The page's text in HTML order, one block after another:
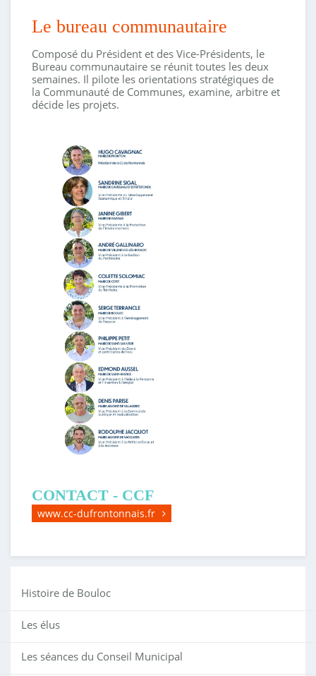
Le bureau communautaire
Composé du Président et des Vice-Présidents, le
Bureau communautaire se réunit toutes les deux
semaines. Il pilote les orientations stratégiques de
la Communauté de Communes, examine, arbitre et
décide les projets.
CONTACT - CCF
www.cc-dufrontonnais.fr
Histoire de Bouloc
Les élus
Les séances du Conseil Municipal